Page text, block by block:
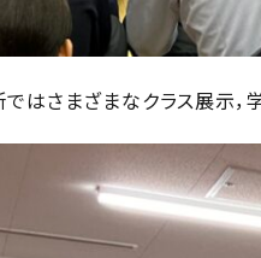
はさまざまなクラス展示，